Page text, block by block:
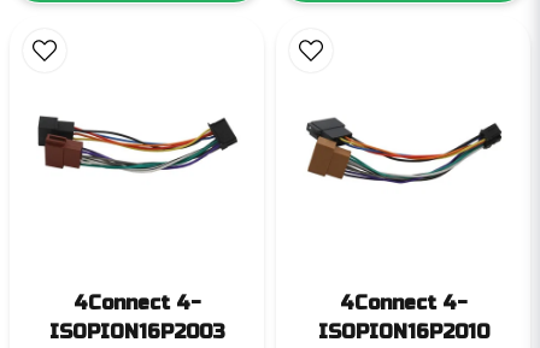
4Connect 4-
ISOPION16P2003
4Connect 4-
ISOPION16P2010